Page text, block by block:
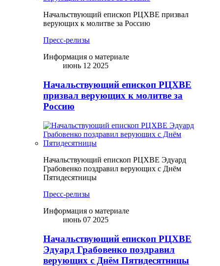
Начальствующий епископ РЦХВЕ призвал
верующих к молитве за Россию
Пресс-релизы
Информация о материале
июнь 12 2025
Начальствующий епископ РЦХВЕ
призвал верующих к молитве за
Россию
Начальствующий епископ РЦХВЕ Эдуард
Грабовенко поздравил верующих с Днём
Пятидесятницы
Пресс-релизы
Информация о материале
июнь 07 2025
Начальствующий епископ РЦХВЕ
Эдуард Грабовенко поздравил
верующих с Днём Пятидесятницы